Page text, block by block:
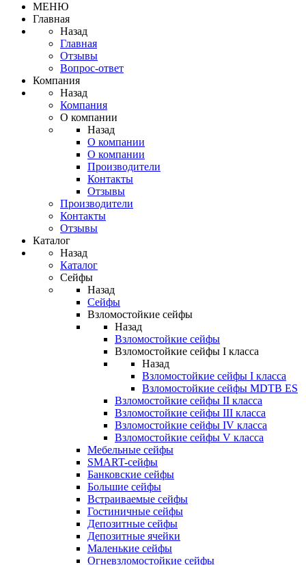
МЕНЮ
Главная
Назад
Главная
Отзывы
Вопрос-ответ
Компания
Назад
Компания
О компании
Назад
О компании
О компании
Производители
Контакты
Отзывы
Производители
Контакты
Отзывы
Каталог
Назад
Каталог
Сейфы
Назад
Сейфы
Взломостойкие сейфы
Назад
Взломостойкие сейфы
Взломостойкие сейфы I класса
Назад
Взломостойкие сейфы I класса
Взломостойкие сейфы MDTB ES
Взломостойкие сейфы II класса
Взломостойкие сейфы III класса
Взломостойкие сейфы IV класса
Взломостойкие сейфы V класса
Мебельные сейфы
SMART-сейфы
Банковские сейфы
Большие сейфы
Встраиваемые сейфы
Гостиничные сейфы
Депозитные сейфы
Депозитные ячейки
Маленькие сейфы
Огневзломостойкие сейфы